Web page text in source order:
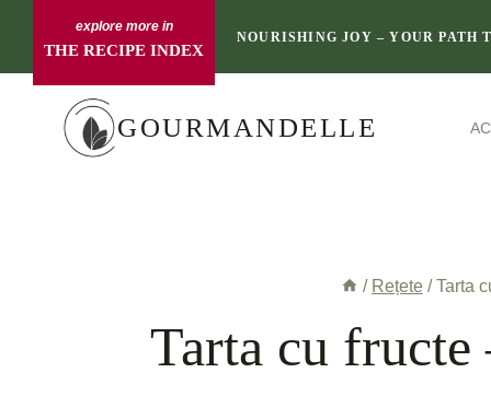
content
THE RECIPE INDEX
NOURISHING JOY – YOUR PATH
GOURMANDELLE
/ Rețete / Tarta
Tarta cu fructe